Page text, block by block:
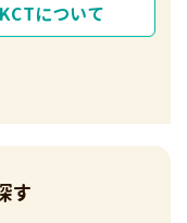
KCTについて
す